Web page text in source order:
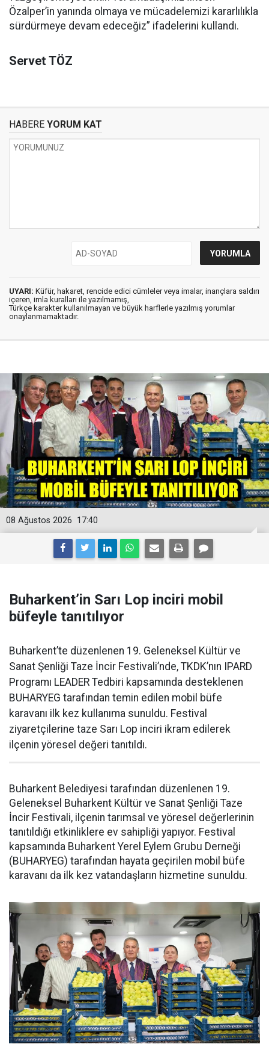
Özalper’in yanında olmaya ve mücadelemizi kararlılıkla
sürdürmeye devam edeceğiz” ifadelerini kullandı.
Servet TÖZ
HABERE YORUM KAT
UYARI: Küfür, hakaret, rencide edici cümleler veya imalar, inançlara saldırı
içeren, imla kuralları ile yazılmamış,
Türkçe karakter kullanılmayan ve büyük harflerle yazılmış yorumlar
onaylanmamaktadır.
17:40
08 Ağustos 2026
Buharkent’in Sarı Lop inciri mobil
büfeyle tanıtılıyor
Buharkent’te düzenlenen 19. Geleneksel Kültür ve
Sanat Şenliği Taze İncir Festivali’nde, TKDK’nın IPARD
Programı LEADER Tedbiri kapsamında desteklenen
BUHARYEG tarafından temin edilen mobil büfe
karavanı ilk kez kullanıma sunuldu. Festival
ziyaretçilerine taze Sarı Lop inciri ikram edilerek
ilçenin yöresel değeri tanıtıldı.
Buharkent Belediyesi tarafından düzenlenen 19.
Geleneksel Buharkent Kültür ve Sanat Şenliği Taze
İncir Festivali, ilçenin tarımsal ve yöresel değerlerinin
tanıtıldığı etkinliklere ev sahipliği yapıyor. Festival
kapsamında Buharkent Yerel Eylem Grubu Derneği
(BUHARYEG) tarafından hayata geçirilen mobil büfe
karavanı da ilk kez vatandaşların hizmetine sunuldu.